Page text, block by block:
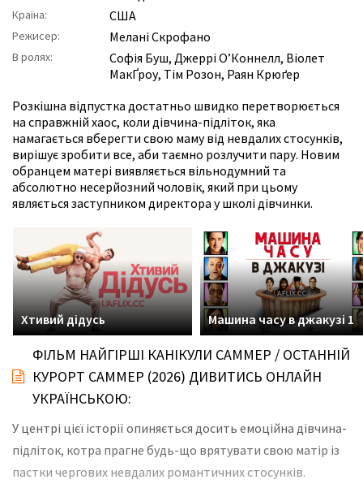
Країна: США
Режисер: Мелані Скрофано
В ролях: Софія Буш, Джеррі О’Коннелл, Віолет
МакҐроу, Тім Розон, Раян Крюґер
Розкішна відпустка достатньо швидко перетворюється
на справжній хаос, коли дівчина-підліток, яка
намагається вберегти свою маму від невдалих стосунків,
вирішує зробити все, аби таємно розлучити пару. Новим
обранцем матері виявляється вільнодумний та
абсолютно несерйозний чоловік, який при цьому
являється заступником директора у школі дівчинки.
Хтивий дідусь Машина часу в джакузі 1
ФІЛЬМ НАЙГІРШІ КАНІКУЛИ САММЕР / ОСТАННІЙ
КУРОРТ САММЕР (2026) ДИВИТИСЬ ОНЛАЙН
УКРАЇНСЬКОЮ:
У центрі цієї історії опиняється досить емоційна дівчина-
підліток, котра прагне будь-що врятувати свою матір із
пастки чергових невдалих романтичних стосунків.